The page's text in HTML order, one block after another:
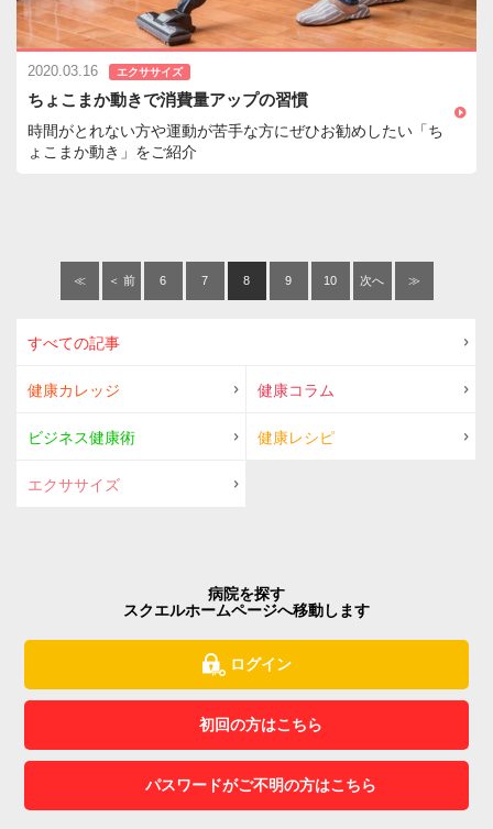
2020.03.16 エクササイズ
ちょこまか動きで消費量アップの習慣
時間がとれない方や運動が苦手な方にぜひお勧めしたい「ち
ょこまか動き」をご紹介
≪ ＜ 前 6 7 8 9 10 次へ ≫
すべての記事
健康カレッジ 健康コラム
ビジネス健康術 健康レシピ
エクササイズ
病院を探す
スクエルホームページへ移動します
ログイン
初回の方はこちら
パスワードがご不明の方はこちら